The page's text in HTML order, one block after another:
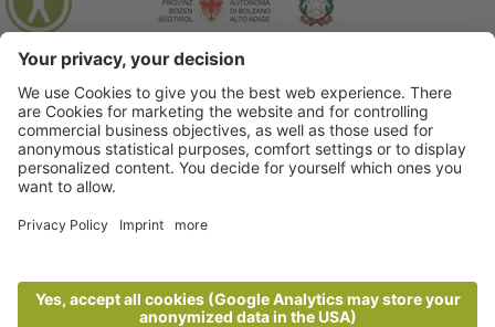
© 2026 Associazione Turistica di Lagundo . Credits .
Informativa privacy . Dichiarazione di accessibilità . Sitemap .
Impostazioni cookie